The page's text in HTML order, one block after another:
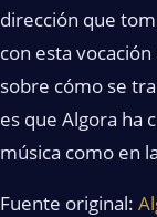
dirección que
con esta
sobre cómo se
es que Algora ha
música como en
Fuente original: